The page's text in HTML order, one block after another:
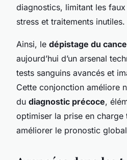
diagnostics, limitant les
stress et traitements inutiles.
Ainsi, le dépistage du
aujourd’hui d’un arsenal
tests sanguins avancés et
Cette conjonction améliore
du diagnostic précoce,
optimiser la prise en charge
améliorer le pronostic